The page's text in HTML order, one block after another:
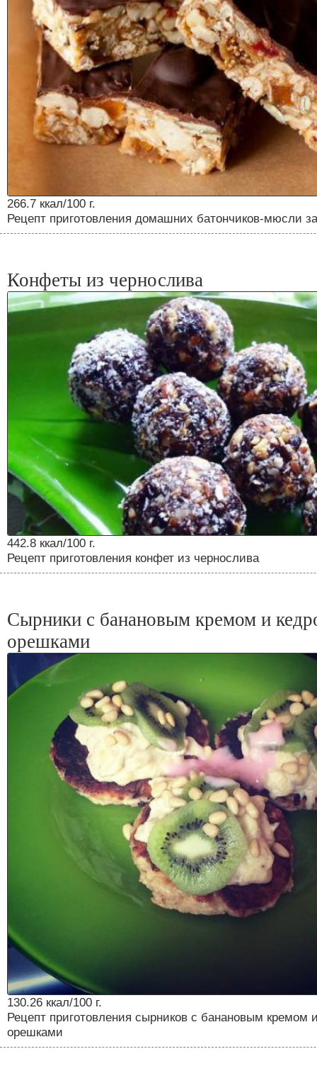
266.7 ккал/100 г.
Рецепт приготовления домашних батончиков-мюсли
Конфеты из чернослива
442.8 ккал/100 г.
Рецепт приготовления конфет из чернослива
Сырники с банановым кремом и
орешками
130.26 ккал/100 г.
Рецепт приготовления сырников с банановым кремом
орешками